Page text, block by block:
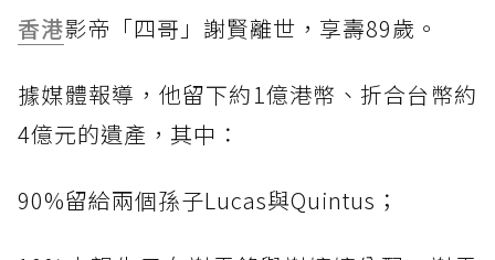
香港影帝「四哥」謝賢離世，享壽89歲。
據媒體報導，他留下約1億港幣、折合台幣約
4億元的遺產，其中：
90%留給兩個孫子Lucas與Quintus；